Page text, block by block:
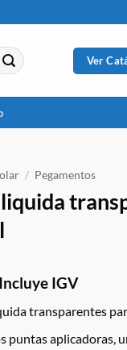
Ver
/ Pegamentos
Incluye IGV
transparentes
puntas aplicadoras,